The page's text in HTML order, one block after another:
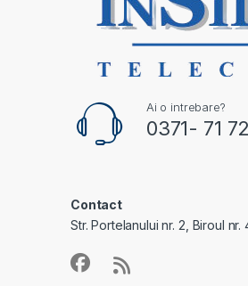
Ai o intrebare?
0371- 71
Contact
Str. Portelanului nr. 2, Biroul